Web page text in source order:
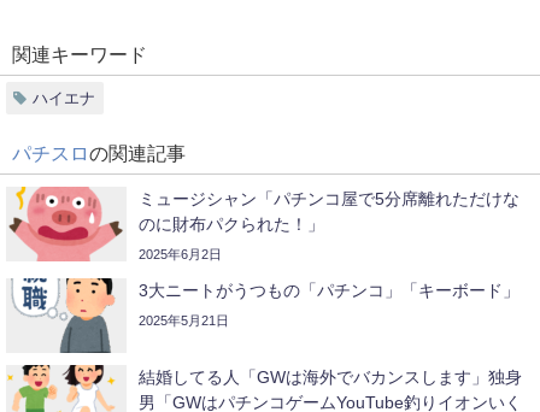
関連キーワード
ハイエナ
パチスロの関連記事
ミュージシャン「パチンコ屋で5分席離れただけな
のに財布パクられた！」
2025年6月2日
3大ニートがうつもの「パチンコ」「キーボード」
2025年5月21日
結婚してる人「GWは海外でバカンスします」独身
男「GWはパチンコゲームYouTube釣りイオンいく